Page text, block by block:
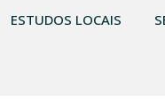
ESTUDOS LOCAIS